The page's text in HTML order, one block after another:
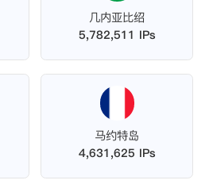
几内亚比绍
5,782,511 IPs
马约特岛
4,631,625 IPs